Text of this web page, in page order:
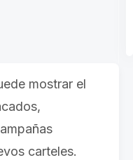
mostrar el
carteles.